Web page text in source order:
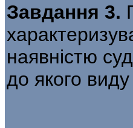
Завдання 3.
наявністю
до якого